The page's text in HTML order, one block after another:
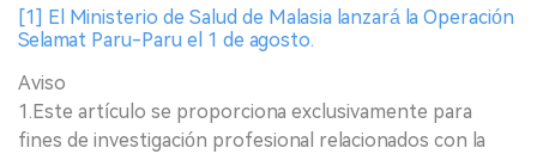
[1] El Ministerio de Salud de Malasia lanzará la Operación
Selamat Paru-Paru el 1 de agosto.
Aviso
1.Este artículo se proporciona exclusivamente para
fines de investigación profesional relacionados con la